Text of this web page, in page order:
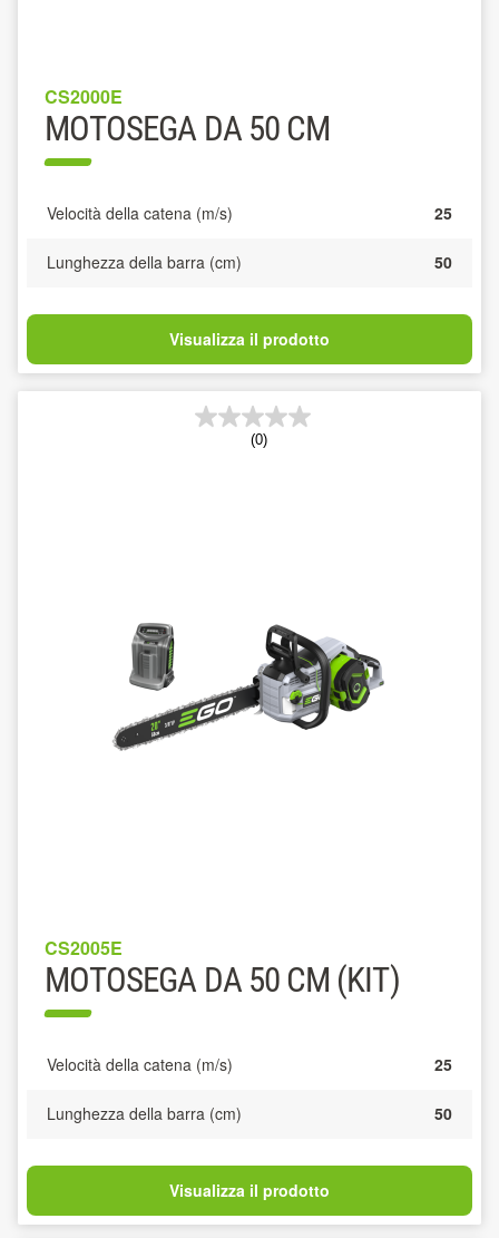
CS2000E
MOTOSEGA DA 50 CM
Velocità della catena (m/s) 25
Lunghezza della barra (cm) 50
Visualizza il prodotto
(0)
CS2005E
MOTOSEGA DA 50 CM (KIT)
Velocità della catena (m/s) 25
Lunghezza della barra (cm) 50
Visualizza il prodotto